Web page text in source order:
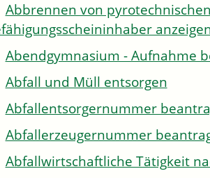
Abbrennen von
Abendgymnasium - Aufnahme
Abfall und Müll entsorgen
Abfallentsorgernummer
Abfallerzeugernummer
Abfallwirtschaftliche Tätigkeit